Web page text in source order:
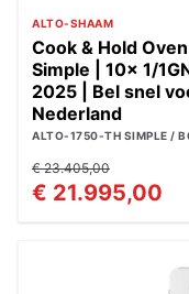
ALTO-SHAAM
Cook & Hold
Simple | 10x 1/
2025 | Bel snel
Nederland
ALTO-1750-TH SIMPLE /
€ 23.405,00
€ 21.995,00